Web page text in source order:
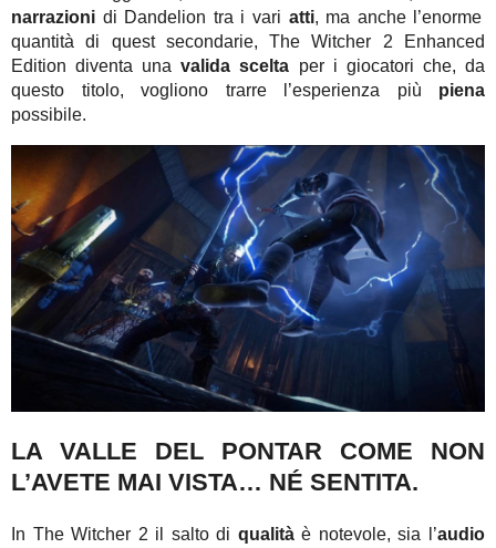
narrazioni di Dandelion tra i vari atti, ma anche l’enorme
quantità di quest secondarie, The Witcher 2 Enhanced
Edition diventa unavalida scelta per i giocatori che, da
questo titolo, vogliono trarre l’esperienza più piena
possibile.
LA VALLE DEL PONTAR COME NON
L’AVETE MAI VISTA… NÉ SENTITA.
In The Witcher 2 il salto di qualitàè notevole, sia l’audio